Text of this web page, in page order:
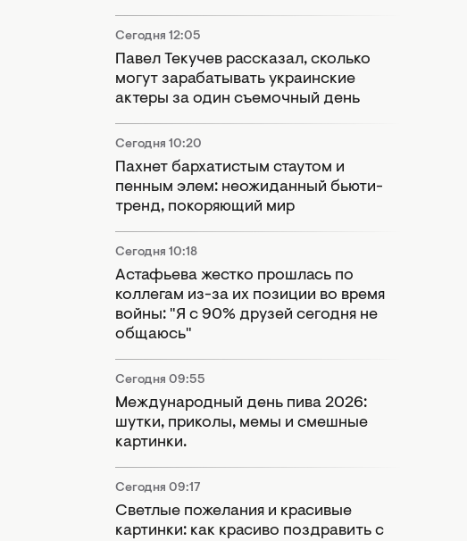
Сегодня 12:05
Павел Текучев рассказал, сколько
могут зарабатывать украинские
актеры за один съемочный день
Сегодня 10:20
Пахнет бархатистым стаутом и
пенным элем: неожиданный бьюти-
тренд, покоряющий мир
Сегодня 10:18
Астафьева жестко прошлась по
коллегам из-за их позиции во время
войны: "Я с 90% друзей сегодня не
общаюсь"
Сегодня 09:55
Международный день пива 2026:
шутки, приколы, мемы и смешные
картинки.
Сегодня 09:17
Светлые пожелания и красивые
картинки: как красиво поздравить с